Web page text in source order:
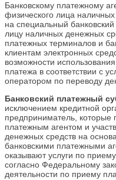
Банковскому платежному
физического лица
на специальный
лицу наличных денежных
платежных терминалов и
клиентам электронных
возможности
платежа в соответствии с
оператором по переводу
Банковский платежный
исключением кредитной
предприниматель, которые
платежным агентом и
денежных средств на
банковскими платежными
оказывают услуги по
согласно Федеральному
деятельности по приему